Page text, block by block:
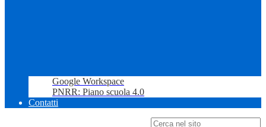
Google Workspace
PNRR: Piano scuola 4.0
Contatti